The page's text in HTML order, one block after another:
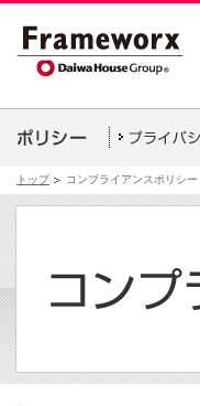
トップ コンプライアンスポリシー